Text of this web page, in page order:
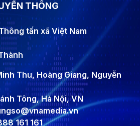
THÔNG
tấn xã Việt Nam
Thu, Hoàng Giang, Nguyễn
Tông, Hà Nội, VN
161 161